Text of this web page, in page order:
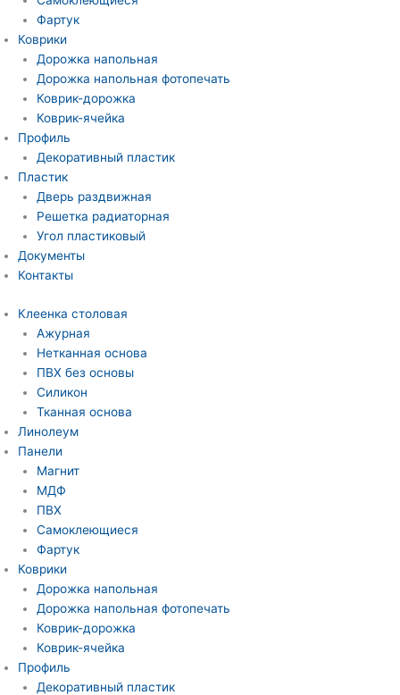
Фартук
Коврики
Дорожка напольная
Дорожка напольная фотопечать
Коврик-дорожка
Коврик-ячейка
Профиль
Декоративный пластик
Пластик
Дверь раздвижная
Решетка радиаторная
Угол пластиковый
Документы
Контакты
Клеенка столовая
Ажурная
Нетканная основа
ПВХ без основы
Силикон
Тканная основа
Линолеум
Панели
Магнит
МДФ
ПВХ
Самоклеющиеся
Фартук
Коврики
Дорожка напольная
Дорожка напольная фотопечать
Коврик-дорожка
Коврик-ячейка
Профиль
Декоративный пластик